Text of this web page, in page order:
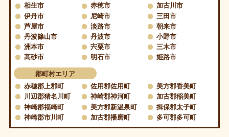
相生市
赤穂市
加古川市
伊丹市
尼崎市
三田市
芦屋市
淡路市
朝来市
丹波篠山市
丹波市
小野市
洲本市
宍粟市
三木市
高砂市
明石市 姫路市
郡町村エリア
赤穂郡上郡町
佐用郡佐用町
美方郡香美町
川辺郡猪名川町
神崎郡神河町
加古郡稲美町
神崎郡福崎町
美方郡新温泉町
揖保郡太子町
神崎郡市川町
加古郡播磨町 多可郡多可町